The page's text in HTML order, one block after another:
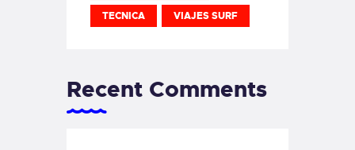
TECNICA VIAJES SURF
Recent Comments